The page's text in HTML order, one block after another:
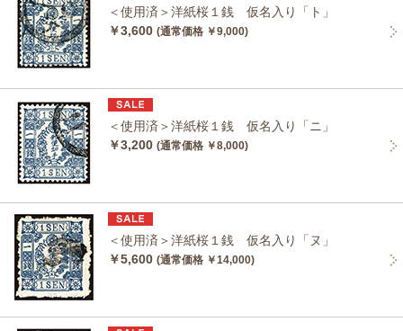
＜使用済＞洋紙桜１銭 仮名入り「ト」
￥3,600 (通常価格 ￥9,000)
＜使用済＞洋紙桜１銭 仮名入り「ニ」
￥3,200 (通常価格 ￥8,000)
＜使用済＞洋紙桜１銭 仮名入り「ヌ」
￥5,600 (通常価格 ￥14,000)